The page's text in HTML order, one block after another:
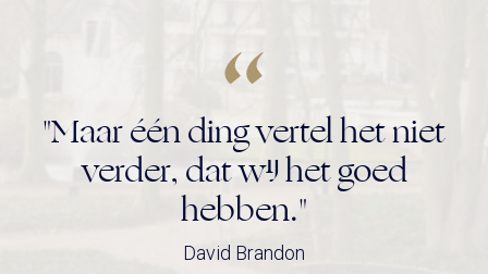
"Maar één ding vertel het niet
verder, dat wij het goed
hebben."
David Brandon